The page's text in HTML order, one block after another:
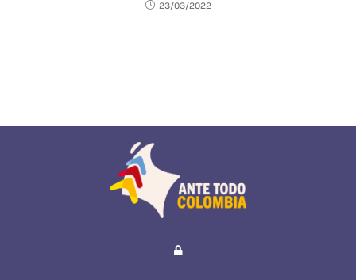
23/03/2022